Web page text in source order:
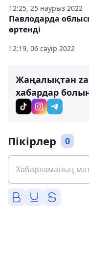
12:25, 25 наурыз 2022
12:19, 06 сәуір 2022
Павлодарда
өртенді
Жаңалықтан
хабардар
Пікірлер 0